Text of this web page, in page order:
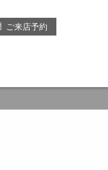
ご来店予約